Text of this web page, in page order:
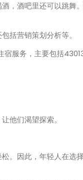
，酒吧里还可以跳舞
括营销策划分析等。
服务，主要包括
他们渴望探索。
。因此，年轻人在选